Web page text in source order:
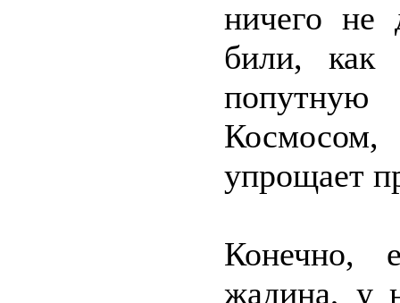
ничего не
били,
упрощает
Конечно,
жадина, у